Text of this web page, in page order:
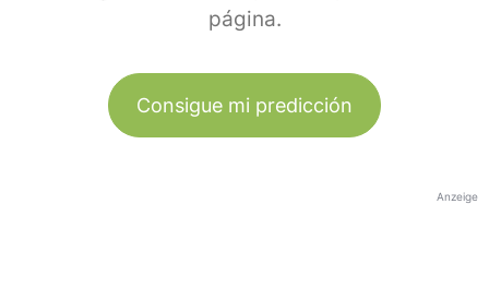
página.
Consigue mi predicción
Anzeige